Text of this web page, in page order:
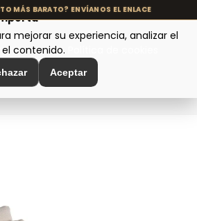
> Sofás de Diseño
mejorar su experiencia, analizar el
contenido.
Aceptar